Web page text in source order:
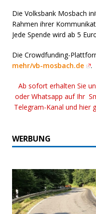
Die Volksbank Mosbach
Rahmen ihrer
Jede Spende wird ab 5
Die Crowdfunding-
mehr/vb-mosbach.de
.
Ab sofort erhalten Sie
oder Whatsapp auf Ihr
Telegram-Kanal und hier
WERBUNG